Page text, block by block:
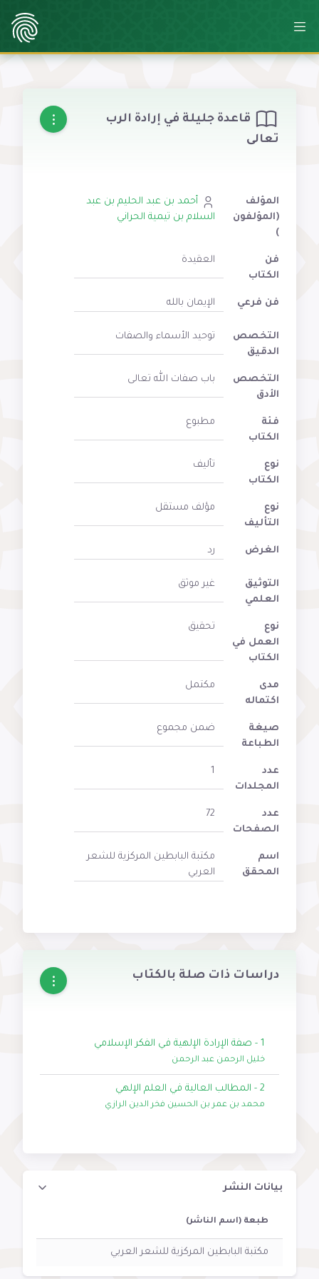
قاعدة جليلة في إرادة الرب
تعالى
المؤلف
(المؤلفون
)
أحمد بن عبد الحليم بن عبد
السلام بن تيمية الحراني
فن
الكتاب
العقيدة
فن فرعي الإيمان بالله
التخصص
الدقيق
توحيد الأسماء والصفات
التخصص
الأدق
باب صفات الله تعالى
فئة
الكتاب
مطبوع
نوع
الكتاب
تأليف
نوع
التأليف
مؤلف مستقل
الغرض رد
التوثيق
العلمي
غير موثق
نوع
العمل في
الكتاب
تحقيق
مدى
اكتماله
مكتمل
صيغة
الطباعة
ضمن مجموع
عدد
المجلدات
1
عدد
الصفحات
72
اسم
المحقق
مكتبة البابطين المركزية للشعر
العربي
دراسات ذات صلة بالكتاب
1 - صفة الإرادة الإلهية في الفكر الإسلامي
خليل الرحمن عبد الرحمن
2 - المطالب العالية في العلم الإلهي
محمد بن عمر بن الحسين فخر الدين الرازي
بيانات النشر
طبعة (اسم الناشر)
مكتبة البابطين المركزية للشعر العربي